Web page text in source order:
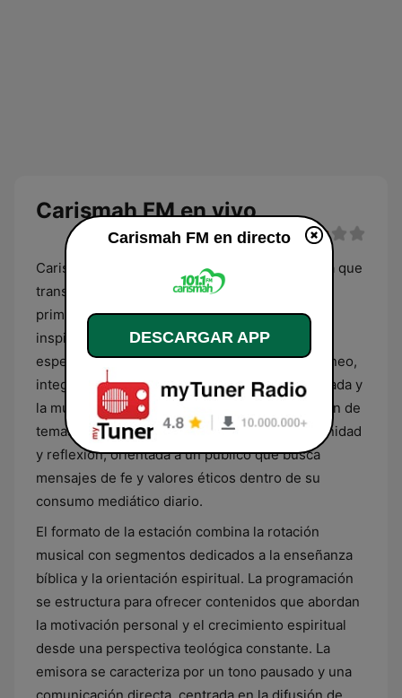
Carismah FM en vivo
Carismah FM es una emisora radial venezolana que
transmite una programación enfocada
primordialmente en el contenido religioso y de
inspiración espiritual. Su propuesta musical se
especializa en el género cristiano contemporáneo,
integrando diversos ritmos como el pop, la balada y
la música de adoración en español. La selección de
temas busca mantener una atmósfera de serenidad
y reflexión, orientada a un público que busca
mensajes de fe y valores éticos dentro de su
consumo mediático diario.
El formato de la estación combina la rotación
musical con segmentos dedicados a la enseñanza
bíblica y la orientación espiritual. La programación
se estructura para ofrecer contenidos que abordan
la motivación personal y el crecimiento espiritual
desde una perspectiva teológica constante. La
emisora se caracteriza por un tono pausado y una
Carismah FM en directo
DESCARGAR APP